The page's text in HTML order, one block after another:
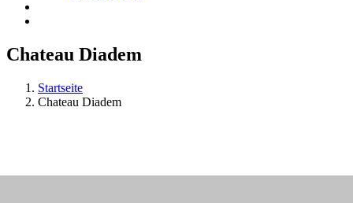
Chateau Diadem
Startseite
Chateau Diadem